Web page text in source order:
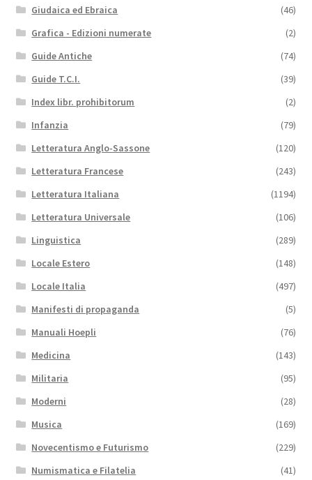
Giudaica ed Ebraica
(46)
Grafica - Edizioni numerate
(2)
Guide Antiche
(74)
Guide T.C.I.
(39)
Index libr. prohibitorum
(2)
Infanzia
(79)
Letteratura Anglo-Sassone
(120)
Letteratura Francese
(243)
Letteratura Italiana
(1194)
Letteratura Universale
(106)
Linguistica
(289)
Locale Estero
(148)
Locale Italia
(497)
Manifesti di propaganda
(5)
Manuali Hoepli
(76)
Medicina
(143)
Militaria
(95)
Moderni
(28)
Musica
(169)
Novecentismo e Futurismo
(229)
Numismatica e Filatelia
(41)